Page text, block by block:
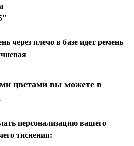
через плечо в базе идет ремень
цветами вы можете в
персонализацию вашего
тиснения: